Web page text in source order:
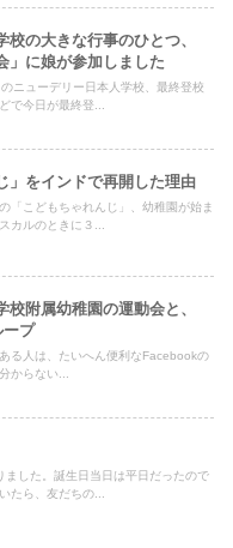
校の大きな行事のひとつ、
」に娘が参加しました
ニューデリー日本人学校、最終登校
で今日が最終登...
」をインドで再開した理由
「こどもちゃれんじ」、幼稚園が始ま
カルのときに３...
校附属幼稚園の運動会と、
ープ
る人は、たいへん便利なFacebookの
からない...
ました。誕生日当日は平日だったので
たら、友だちの...